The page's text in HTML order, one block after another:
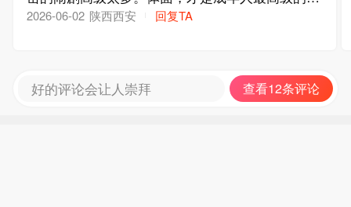
养
2026-06-02 陕西西安 回复TA
好的评论会让人崇拜 查看12条评论